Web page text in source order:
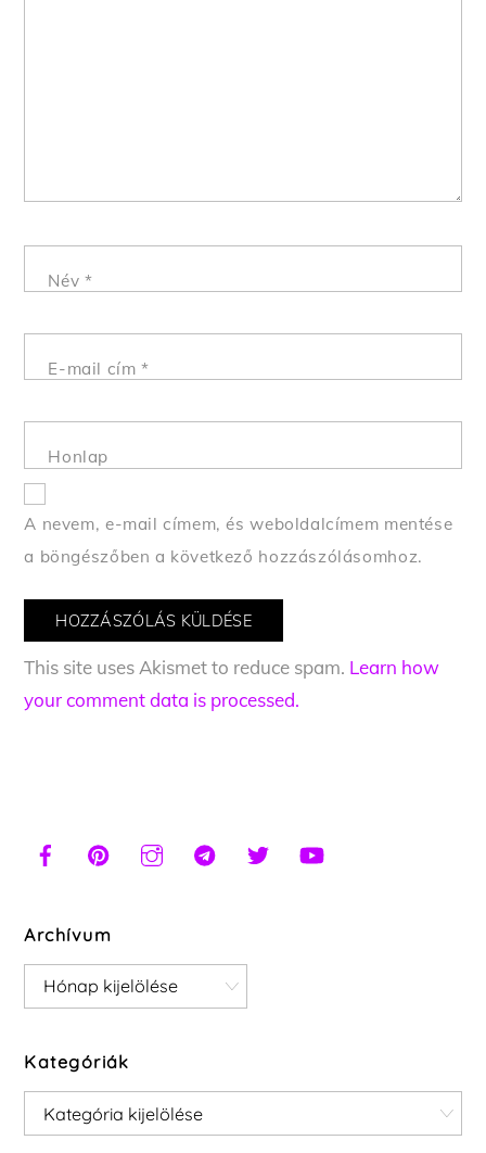
Név *
E-mail cím*
Honlap
A nevem, e-mail címem, és weboldalcímem mentése
a böngészőben a következő hozzászólásomhoz.
This site uses Akismet to reduce spam. Learn how
your comment data is processed.
Archívum
Archívum
Kategóriák
Kategóriák